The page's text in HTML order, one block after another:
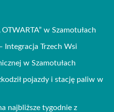
w Szamotułach
Integracja Trzech Wsi
w Szamotułach
pojazdy i stację paliw w
najbliższe tygodnie z